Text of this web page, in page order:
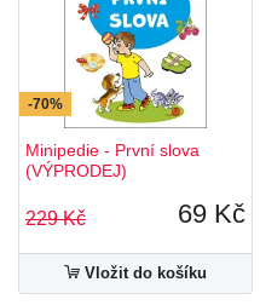
-70%
Minipedie - První slova
(VÝPRODEJ)
229 Kč 69 Kč
Vložit do košíku